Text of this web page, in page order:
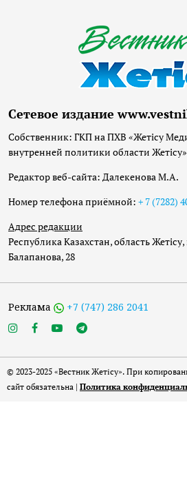
Сетевое издание
Собственник: ГКП на ПХВ «Жетісу
внутренней политики области Жетісу»
Редактор веб-сайта: Далекенова М.А.
Номер телефона приёмной: + 7 (7282)
Адрес редакции
Республика Казахстан, область
Балапанова, 28
Реклама +7 (747) 286 2041
© 2023-2025 «Вестник Жетісу». При
сайт обязательна | Политика